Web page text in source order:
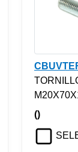
()